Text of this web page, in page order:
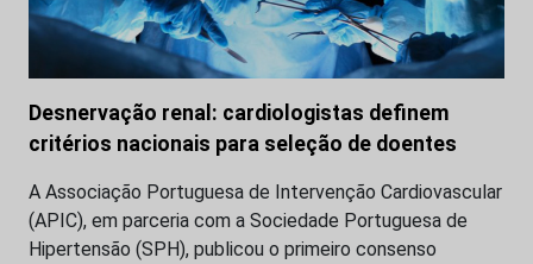
Desnervação renal: cardiologistas definem
critérios nacionais para seleção de doentes
A Associação Portuguesa de Intervenção Cardiovascular
(APIC), em parceria com a Sociedade Portuguesa de
Hipertensão (SPH), publicou o primeiro consenso